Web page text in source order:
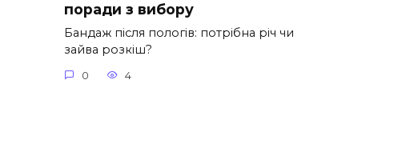
поради з вибору
Бандаж після пологів: потрібна річ чи
зайва розкіш?
0 4